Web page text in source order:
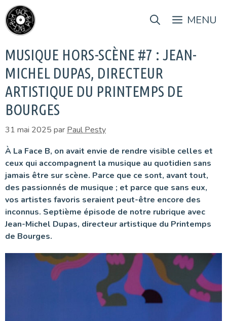
Aller
au
contenu
MENU
MUSIQUE HORS-SCÈNE #7 : JEAN-
MICHEL DUPAS, DIRECTEUR
ARTISTIQUE DU PRINTEMPS DE
BOURGES
31 mai 2025 par Paul Pesty
À La Face B, on avait envie de rendre visible celles et
ceux qui accompagnent la musique au quotidien sans
jamais être sur scène. Parce que ce sont, avant tout,
des passionnés de musique ; et parce que sans eux,
vos artistes favoris seraient peut-être encore des
inconnus. Septième épisode de notre rubrique avec
Jean-Michel Dupas, directeur artistique du Printemps
de Bourges.